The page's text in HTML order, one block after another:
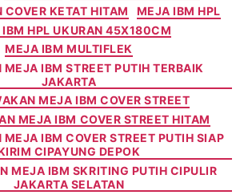
KETAT HITAM
MEJA IBM HPL
HPL UKURAN 45X180CM
MEJA IBM MULTIFLEK
IBM STREET PUTIH TERBAIK
JAKARTA
MEJA IBM COVER STREET
MEJA IBM COVER STREET HITAM
IBM COVER STREET PUTIH SIAP
CIPAYUNG DEPOK
MEJA IBM SKRITING PUTIH CIPULIR
JAKARTA SELATAN